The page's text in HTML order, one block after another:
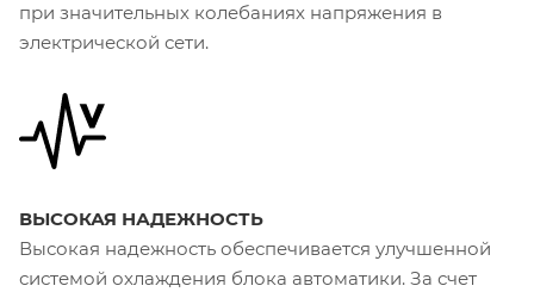
при значительных колебаниях напряжения в
электрической сети.
ВЫСОКАЯ НАДЕЖНОСТЬ
Высокая надежность обеспечивается улучшенной
системой охлаждения блока автоматики. За счет